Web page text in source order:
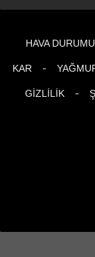
HAVA DURUMU
KAR -
GIZLILIK -